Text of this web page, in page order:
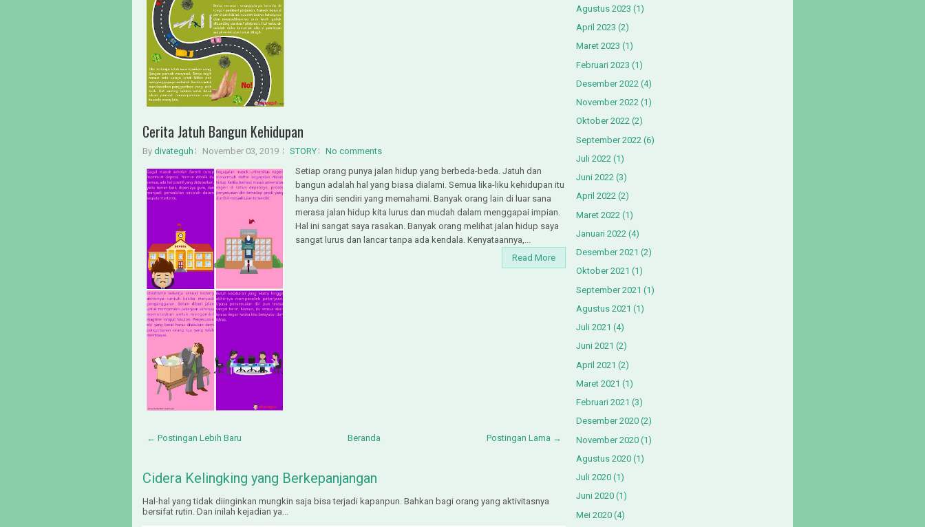
Cerita Jatuh Bangun Kehidupan
By divateguh November 03, 2019 STORY
No comments
Setiap orang punya jalan hidup yang berbeda-beda. Jatuh dan
bangun adalah hal yang biasa dialami. Semua lika-liku kehidupan itu
hanya diri sendiri yang memahami. Banyak orang lain di luar sana
merasa jalan hidup kita lurus dan mudah dalam menggapai impian.
Hal ini sangat saya rasakan. Banyak orang melihat jalan hidup saya
sangat lurus dan lancar tanpa ada kendala. Kenyataannya,...
Read More
← Postingan Lebih Baru Postingan Lama →
Beranda
Cidera Kelingking yang Berkepanjangan
Hal-hal yang tidak diinginkan mungkin saja bisa terjadi kapanpun. Bahkan bagi orang yang aktivitasnya
bersifat rutin. Dan inilah kejadian ya...
Agustus 2023 (1)
April 2023 (2)
Maret 2023 (1)
Februari 2023 (1)
Desember 2022 (4)
November 2022 (1)
Oktober 2022 (2)
September 2022 (6)
Juli 2022 (1)
Juni 2022 (3)
April 2022 (2)
Maret 2022 (1)
Januari 2022 (4)
Desember 2021 (2)
Oktober 2021 (1)
September 2021 (1)
Agustus 2021 (1)
Juli 2021 (4)
Juni 2021 (2)
April 2021 (2)
Maret 2021 (1)
Februari 2021 (3)
Desember 2020 (2)
November 2020 (1)
Agustus 2020 (1)
Juli 2020 (1)
Juni 2020 (1)
Mei 2020 (4)